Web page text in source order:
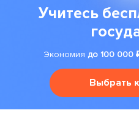
Учитесь
Экономия до 100 000
Выбрать